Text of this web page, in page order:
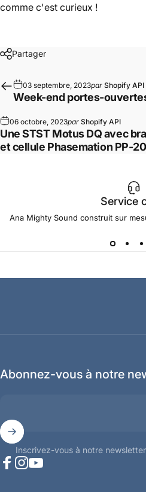
comme c'est curieux !
Partager
03 septembre, 2023par Shopify API
Week-end portes-
06 octobre, 2023par Shopify API
Une STST Motus DQ avec
et cellule Phasemation PP-
Service
Ana Mighty Sound construit sur
Abonnez-vous à notre
Inscrivez-vous à notre newsletter